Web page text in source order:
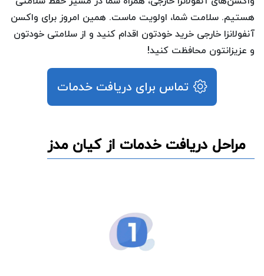
هستیم. سلامت شما، اولویت ماست. همین امروز برای واکسن
آنفولانزا خارجی خرید خودتون اقدام کنید و از سلامتی خودتون
و عزیزانتون محافظت کنید!
تماس برای دریافت خدمات
مراحل دریافت خدمات از کیان مدز